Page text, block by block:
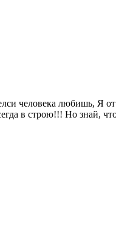
человека любишь, Я от
в строю!!! Но знай,